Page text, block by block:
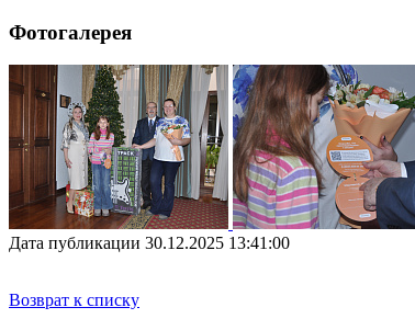
Фотогалерея
Дата публикации 30.12.2025 13:41:00
Возврат к списку